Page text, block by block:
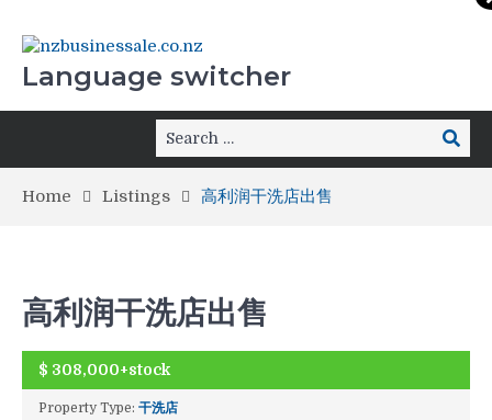
Language switcher
Home Listings 高利润干洗店出售
高利润干洗店出售
ACTIVE
$ 308,000+stock
Property Type: 干洗店